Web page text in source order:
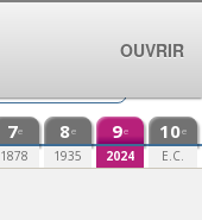
7e
1878
8e
1935
9e
2024
10e
E.C.
OUVRIR